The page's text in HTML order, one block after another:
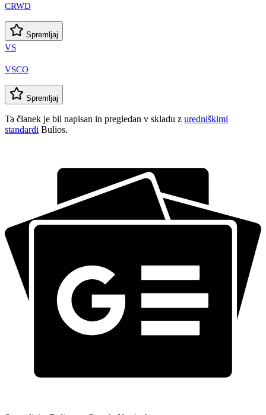
CRWD
Spremljaj
VS
VSCO
Spremljaj
Ta članek je bil napisan in pregledan v skladu z uredniškimi
standardi Bulios.